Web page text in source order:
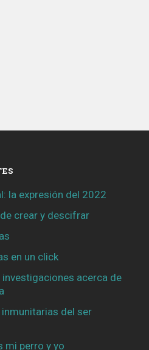
la expresión del 2022
crear y descifrar
en un click
investigaciones acerca de
del ser
mi perro y yo